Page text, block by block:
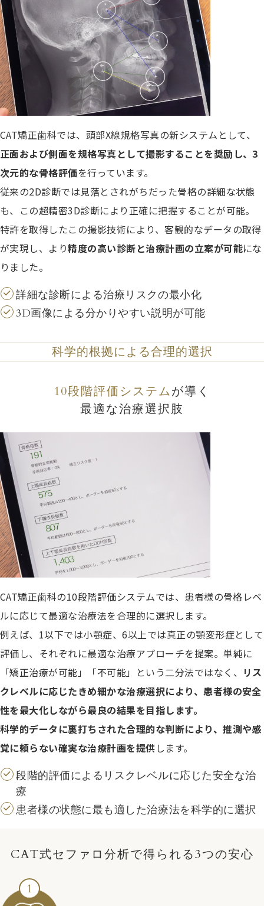
CAT矯正歯科では、頭部X線規格写真の新システムとして、
正面および側面を規格写真として撮影することを奨励し、3
次元的な骨格評価を行っています。
従来の2D診断では見落とされがちだった骨格の詳細な状態
も、この超精密3D診断により正確に把握することが可能。
特許を取得したこの撮影技術により、客観的なデータの取得
が実現し、より精度の高い診断と治療計画の立案が可能にな
りました。
詳細な診断による治療リスクの最小化
3D画像による分かりやすい説明が可能
科学的根拠による合理的選択
10段階評価システムが導く
最適な治療選択肢
CAT矯正歯科の10段階評価システムでは、患者様の骨格レベ
ルに応じて最適な治療法を合理的に選択します。
例えば、1以下では小顎症、6以上では真正の顎変形症として
評価し、それぞれに最適な治療アプローチを提案。単純に
「矯正治療が可能」「不可能」という二分法ではなく、 リス
クレベルに応じたきめ細かな治療選択により、患者様の安全
性を最大化しながら最良の結果を目指します。
科学的データに裏打ちされた合理的な判断により、推測や感
覚に頼らない確実な治療計画を提供します。
段階的評価によるリスクレベルに応じた安全な治
療
患者様の状態に最も適した治療法を科学的に選択
CAT式セファロ分析で得られる3つの安心